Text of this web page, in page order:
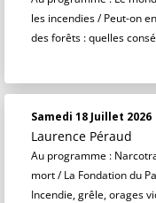
les incendies / Peut-on
des forêts : quelles
Samedi 18 Juillet 2026
Laurence Péraud
Au programme :
mort / La Fondation du
Incendie, grêle, orages